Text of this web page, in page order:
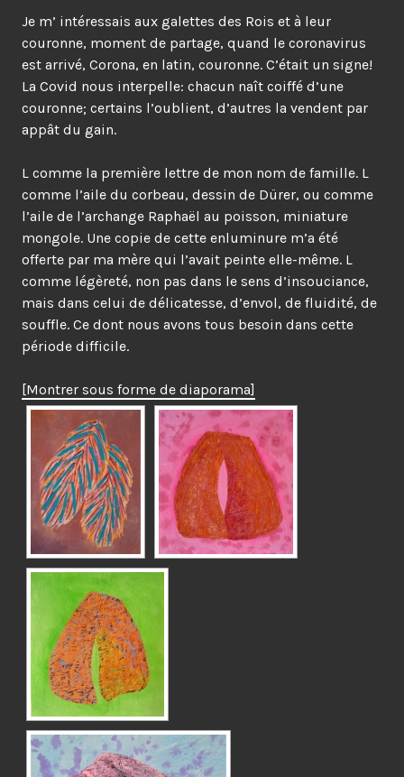
Je m’ intéressais aux galettes des Rois et à leur
couronne, moment de partage, quand le coronavirus
est arrivé, Corona, en latin, couronne. C’était un signe!
La Covid nous interpelle: chacun naît coiffé d’une
couronne; certains l’oublient, d’autres la vendent par
appât du gain.
L comme la première lettre de mon nom de famille. L
comme l’aile du corbeau, dessin de Dürer, ou comme
l’aile de l’archange Raphaël au poisson, miniature
mongole. Une copie de cette enluminure m’a été
offerte par ma mère qui l’avait peinte elle-même. L
comme légèreté, non pas dans le sens d’insouciance,
mais dans celui de délicatesse, d’envol, de fluidité, de
souffle. Ce dont nous avons tous besoin dans cette
période difficile.
[Montrer sous forme de diaporama]